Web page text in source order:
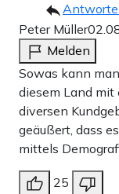
Peter Müller
Melden
Sowas kann
diesem Land
diversen
geäußert, dass
mittels
25